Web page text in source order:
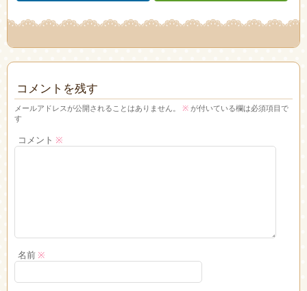
コメントを残す
メールアドレスが公開されることはありません。 ※ が付いている欄は必須項目で
す
コメント ※
名前※